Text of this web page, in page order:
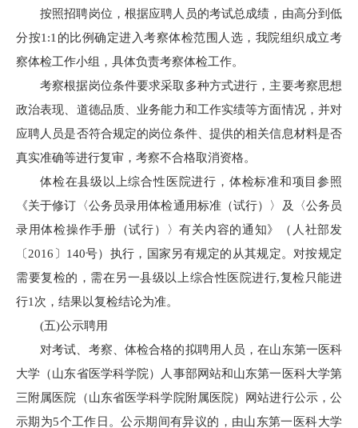
按照招聘岗位，根据应聘人员的考试总成绩，由高分到低
分按1:1的比例确定进入考察体检范围人选，我院组织成立考
察体检工作小组，具体负责考察体检工作。
考察根据岗位条件要求采取多种方式进行，主要考察思想
政治表现、道德品质、业务能力和工作实绩等方面情况，并对
应聘人员是否符合规定的岗位条件、提供的相关信息材料是否
真实准确等进行复审，考察不合格取消资格。
体检在县级以上综合性医院进行，体检标准和项目参照
《关于修订〈公务员录用体检通用标准（试行）〉及〈公务员
录用体检操作手册（试行）〉有关内容的通知》（人社部发
〔2016〕140号）执行，国家另有规定的从其规定。对按规定
需要复检的，需在另一县级以上综合性医院进行,复检只能进
行1次，结果以复检结论为准。
(五)公示聘用
对考试、考察、体检合格的拟聘用人员，在山东第一医科
大学（山东省医学科学院）人事部网站和山东第一医科大学第
三附属医院（山东省医学科学院附属医院）网站进行公示，公
示期为5个工作日。公示期间有异议的，由山东第一医科大学